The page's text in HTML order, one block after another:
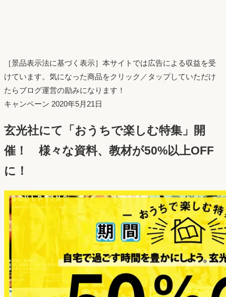
［景品表示法に基づく表示］本サイトでは広告による収益を受
けています。気になった商品をクリック／タップしていただけ
たらブログ運営の励みになります！
キャンペーン 投
日：
2020年5月21日
玄光社にて「おうちで楽しむ特集」開
催！ 様々な資料、教材が50%以上OFF
に！